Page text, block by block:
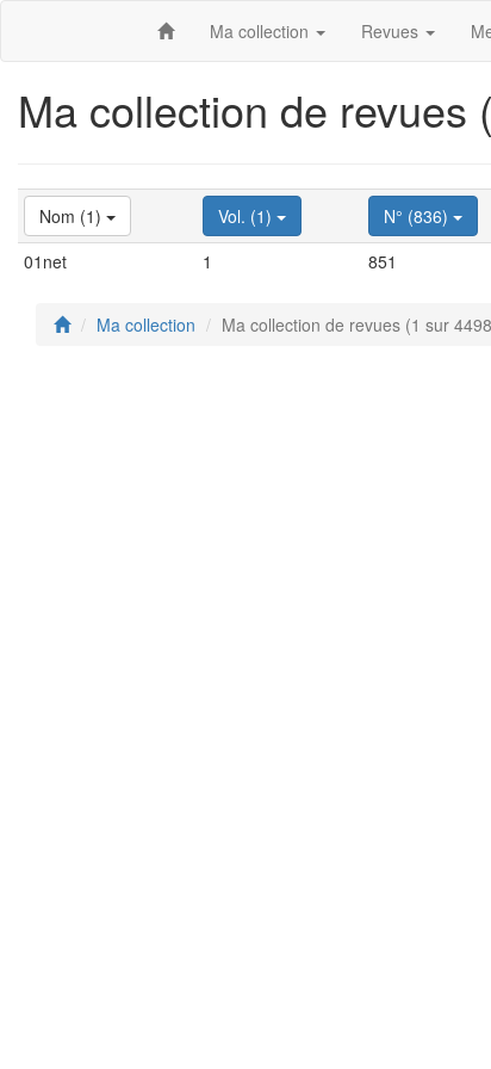
Ma collection Revues
Ma collection de revues
Nom (1) Vol. (1) N° (836)
01net
1 851
Ma collection Ma collection de revues (1 sur